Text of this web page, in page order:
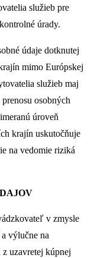
služieb pre
úrady.
údaje dotknutej
mimo Európskej
služieb maj
osobných
úroveň
krajín uskutočňuje
na vedomie riziká
v zmysle
výlučne na
uzavretej kúpnej